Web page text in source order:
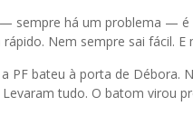
sempre há um problema — é
rápido. Nem sempre sai fácil.
PF bateu à porta de Débora.
Levaram tudo. O batom virou